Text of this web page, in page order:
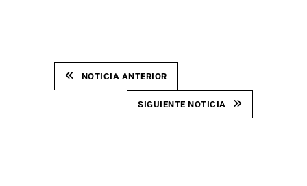
NOTICIA ANTERIOR
SIGUIENTE NOTICIA